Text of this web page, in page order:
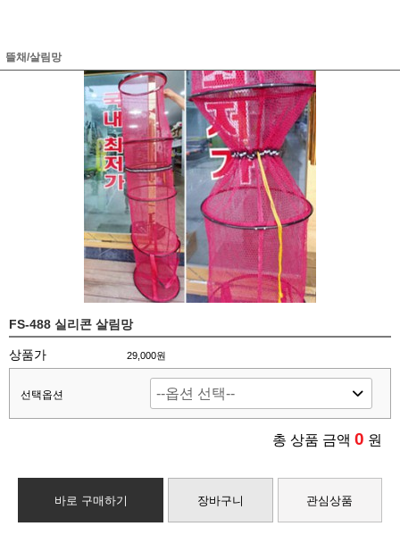
뜰채/살림망
FS-488 실리콘 살림망
상품가 29,000원
선택옵션
총 상품 금액 0 원
바로 구매하기 장바구니 관심상품